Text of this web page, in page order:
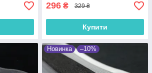
296 ₴ 329 ₴
Купити
Новинка –10%